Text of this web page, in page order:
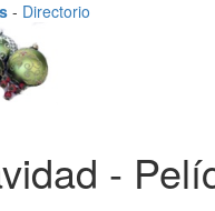
- Directorio
-